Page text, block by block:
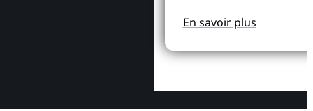
En savoir plus